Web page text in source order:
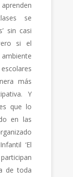
se
sin casi
si el
más
Y
que lo
en las
‘El
de toda